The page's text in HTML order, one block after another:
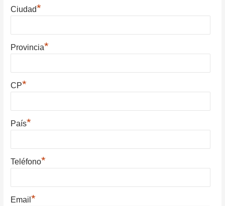
Ciudad*
Provincia*
CP*
País*
Teléfono*
Email*